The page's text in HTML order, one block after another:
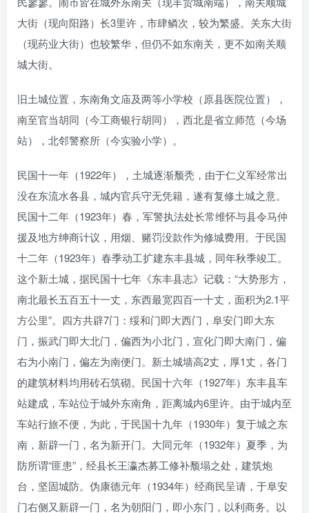
大街（现向阳路）长3里许，市肆鳞次，较为繁盛。关东大街
（现药业大街）也较繁华，但仍不如东南关，更不如南关顺
城大街。
旧土城位置，东南角文庙及两等小学校（原县医院位置），
南至官当胡同（今工商银行胡同），西北是省立师范（今场
站），北邻警察所（今实验小学）。
民国十一年（1922年），土城逐渐颓秃，由于仁义军经常出
没在东流水各县，城内官兵守无凭籍，遂有复修土城之意。
民国十二年（1923年）春，军警执法处长常维怀与县令马仲
援及地方绅商计议，用烟、赌罚没款作为修城费用。于民国
十二年（1923年）春季动工扩建东丰县城，同年秋季竣工。
这个新土城，据民国十七年《东丰县志》记载：“大势形方，
南北最长五百五十一丈，东西最宽四百一十丈，面积为2.1平
方公里”。四方共辟7门：绥和门即大西门，阜安门即大东
门，振武门即大北门，偏西为小北门，宣化门即大南门，偏
右为小南门，偏左为南便门。新土城墙高2丈，厚1丈，各门
的建筑材料均用砖石筑砌。民国十六年（1927年）东丰县车
站建成，车站位于城外东南角，距离城内6里许。由于城内至
车站行旅不便，为此，于民国十九年（1930年）复于城之东
南，新辟一门，名为新开门。大同元年（1932年）夏季，为
防所谓“匪患”，经县长王瀛杰募工修补颓塌之处，建筑炮
台，坚固城防。伪康德元年（1934年）经商民呈请，于阜安
门右侧又新辟一门，名为朝阳门，即小东门，以利商务。以